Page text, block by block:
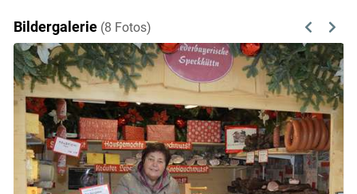
Bildergalerie (8 Fotos) Previous
Next